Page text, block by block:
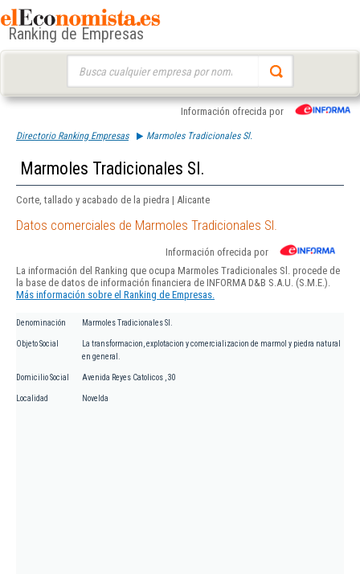
Ranking de Empresas
Información ofrecida por
Directorio Ranking Empresas Marmoles Tradicionales Sl.
Marmoles Tradicionales Sl.
Corte, tallado y acabado de la piedra | Alicante
Datos comerciales de Marmoles Tradicionales Sl.
Información ofrecida por
La información del Ranking que ocupa Marmoles Tradicionales Sl. procede de
la base de datos de información financiera de INFORMA D&B S.A.U. (S.M.E.).
Más información sobre el Ranking de Empresas.
Denominación Marmoles Tradicionales Sl.
Objeto Social
La transformacion, explotacion y comercializacion de marmol y piedra natural
en general.
Domicilio Social Avenida Reyes Catolicos , 30
Localidad Novelda